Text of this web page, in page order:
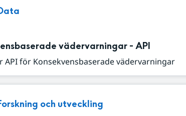
vädervarningar - API
API för Konsekvensbaserade vädervarningar
och utveckling